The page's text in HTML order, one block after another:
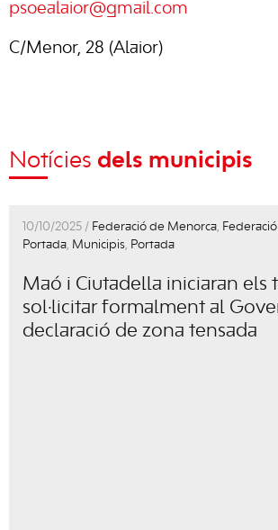
psoealaior@gmail.com
C/Menor, 28 (Alaior)
Notícies dels municipis
10/10/2025 / Federació de Menorca,
Portada, Municipis, Portada
Maó i Ciutadella iniciaran els
sol·licitar formalment al
declaració de zona tensada